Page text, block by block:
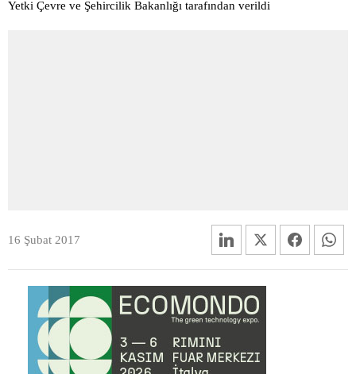
Yetki Çevre ve Şehircilik Bakanlığı tarafından verildi
16 Şubat 2017